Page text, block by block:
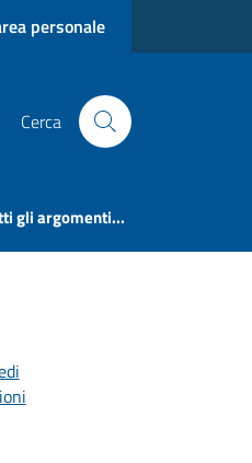
personale
Cerca
gli argomenti...